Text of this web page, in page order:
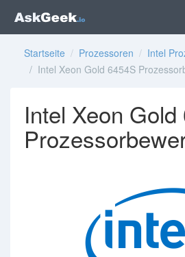
Startseite / Prozessoren / Intel
/ Intel Xeon Gold 6454S
Intel Xeon Gold